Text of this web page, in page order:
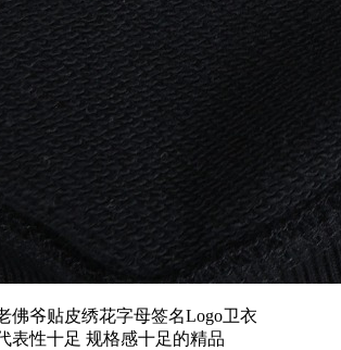
佛爷贴皮绣花字母签名Logo卫衣
表性十足 规格感十足的精品